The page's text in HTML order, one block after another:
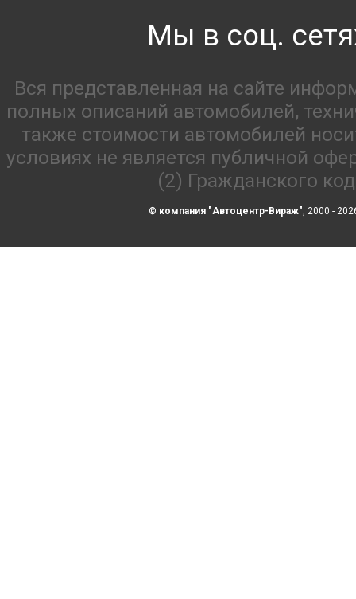
Мы в соц.
Вся представленная на сайте
полных описаний автомобилей,
также стоимости автомобилей
условиях не является публичной
(2) Гражданского
© компания "Автоцентр-Вираж", 2000 -